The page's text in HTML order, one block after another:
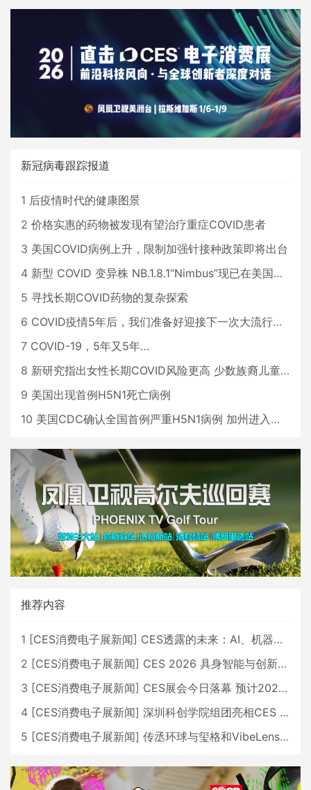
新冠病毒跟踪报道
1 后疫情时代的健康图景
2 价格实惠的药物被发现有望治疗重症COVID患者
3 美国COVID病例上升，限制加强针接种政策即将出台
4 新型 COVID 变异株 NB.1.8.1“Nimbus”现已在美国占据主导地位
5 寻找长期COVID药物的复杂探索
6 COVID疫情5年后，我们准备好迎接下一次大流行了吗？
7 COVID-19，5年又5年…
8 新研究指出女性长期COVID风险更高 少数族裔儿童存在差异
9 美国出现首例H5N1死亡病例
10 美国CDC确认全国首例严重H5N1病例 加州进入紧急状态
推荐内容
1 [CES消费电子展新闻] CES透露的未来：AI、机器人与智能生活大爆发
2 [CES消费电子展新闻] CES 2026 具身智能与创新领域 中国公司大放异彩
3 [CES消费电子展新闻] CES展会今日落幕 预计2026行业收入将超五千亿美元
4 [CES消费电子展新闻] 深圳科创学院组团亮相CES 广受好评
5 [CES消费电子展新闻] 传丞环球与玺格和VibeLens共同推出全新耳机